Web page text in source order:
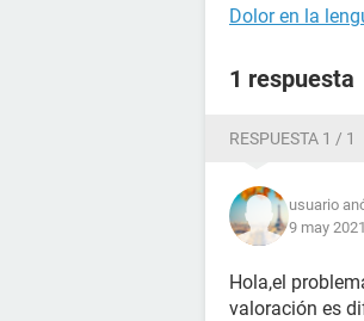
Dolor en la
1 respuesta
RESPUESTA 1 / 1
usuario
9 may
Hola,el
valoración es